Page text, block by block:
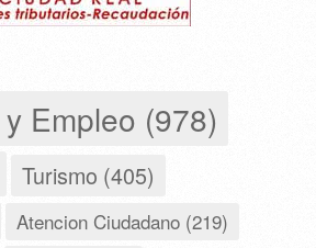
Empleo (978)
Turismo (405)
Atencion Ciudadano (219)